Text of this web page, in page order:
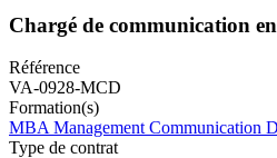
Chargé de communication
Référence
VA-0928-MCD
Formation(s)
MBA Management Communication
Type de contrat